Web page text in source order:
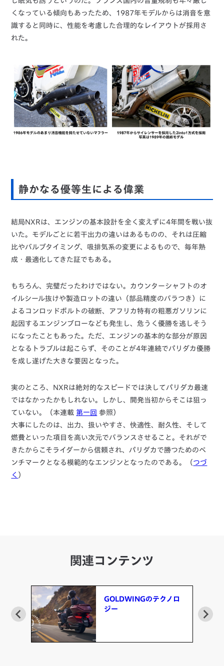
くなっている傾向もあったため、1987年モデルからは消音を意
識すると同時に、性能を考慮した合理的なレイアウトが採用さ
れた。
静かなる優等生による偉業
結局NXRは、エンジンの基本設計を全く変えずに4年間を戦い抜
いた。モデルごとに若干出力の違いはあるものの、それは圧縮
比やバルブタイミング、吸排気系の変更によるもので、毎年熟
成・最適化してきた証でもある。
もちろん、完璧だったわけではない。カウンターシャフトのオ
イルシール抜けや製造ロットの違い（部品精度のバラつき）に
よるコンロッドボルトの破断、アフリカ特有の粗悪ガソリンに
起因するエンジンブローなども発生し、危うく優勝を逃しそう
になったこともあった。ただ、エンジンの基本的な部分が原因
となるトラブルは起こらず、そのことが4年連続でパリダカ優勝
を成し遂げた大きな要因となった。
実のところ、NXRは絶対的なスピードでは決してパリダカ最速
ではなかったかもしれない。しかし、開発当初からそこは狙っ
ていない。（本連載 第一回 参照）
大事にしたのは、出力、扱いやすさ、快適性、耐久性、そして
燃費といった項目を高い次元でバランスさせること。それがで
きたからこそライダーから信頼され、パリダカで勝つためのベ
ンチマークとなる模範的なエンジンとなったのである。（ つづ
く ）
関連コンテンツ
GOLDWINGのテクノロ
ジー